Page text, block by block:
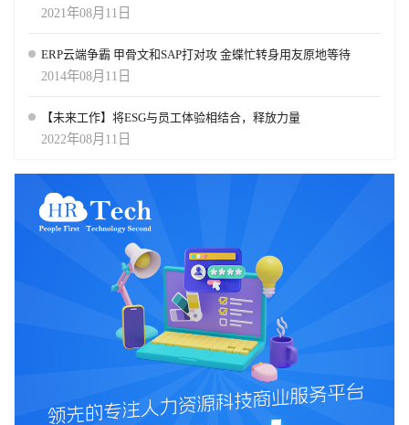
2021年08月11日
ERP云端争霸 甲骨文和SAP打对攻 金蝶忙转身用友原地等待
2014年08月11日
【未来工作】将ESG与员工体验相结合，释放力量
2022年08月11日